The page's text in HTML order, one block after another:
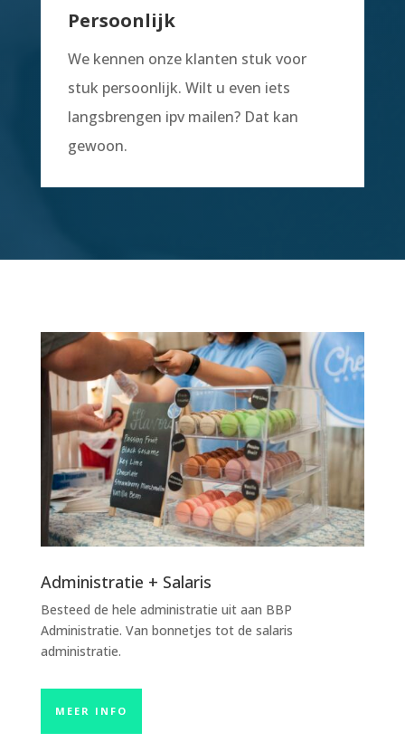
Persoonlijk
We kennen onze klanten stuk voor
stuk persoonlijk. Wilt u even iets
langsbrengen ipv mailen? Dat kan
gewoon.
Administratie + Salaris
Besteed de hele administratie uit aan BBP
Administratie. Van bonnetjes tot de salaris
administratie.
MEER INFO